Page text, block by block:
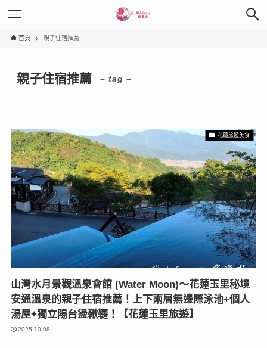
首頁 親子住宿推薦
親子住宿推薦 – tag –
花蓮旅遊美食
山灣水月景觀溫泉會館 (Water Moon)〜花蓮玉里秘境
安通溫泉的親子住宿推薦！上下兩層無邊際泳池+個人
湯屋+獨立陽台盪鞦韆！【花蓮玉里旅遊】
2025-10-08